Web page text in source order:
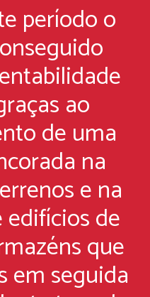
período o
ao
de uma
na
e na
de
que
em seguida